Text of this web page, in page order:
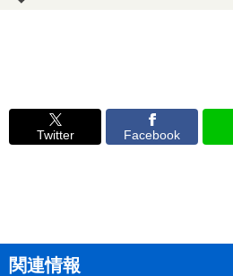
Twitter Facebook
関連情報